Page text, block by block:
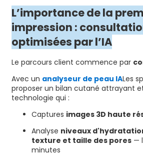
L’importance de la
impression :
optimisées par l’IA
Le parcours client commence par
Avec un analyseur de peau IALes
proposer un bilan cutané attrayant
technologie qui :
Captures images 3D haute
Analyse niveaux
texture et taille des pores—
minutes